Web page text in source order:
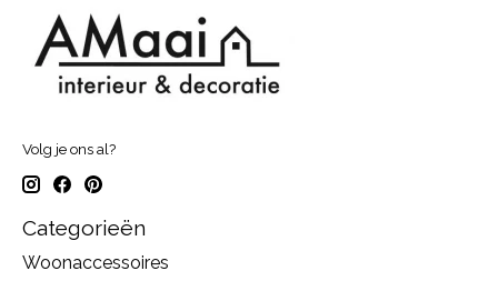
Volg je ons al?
Categorieën
Woonaccessoires